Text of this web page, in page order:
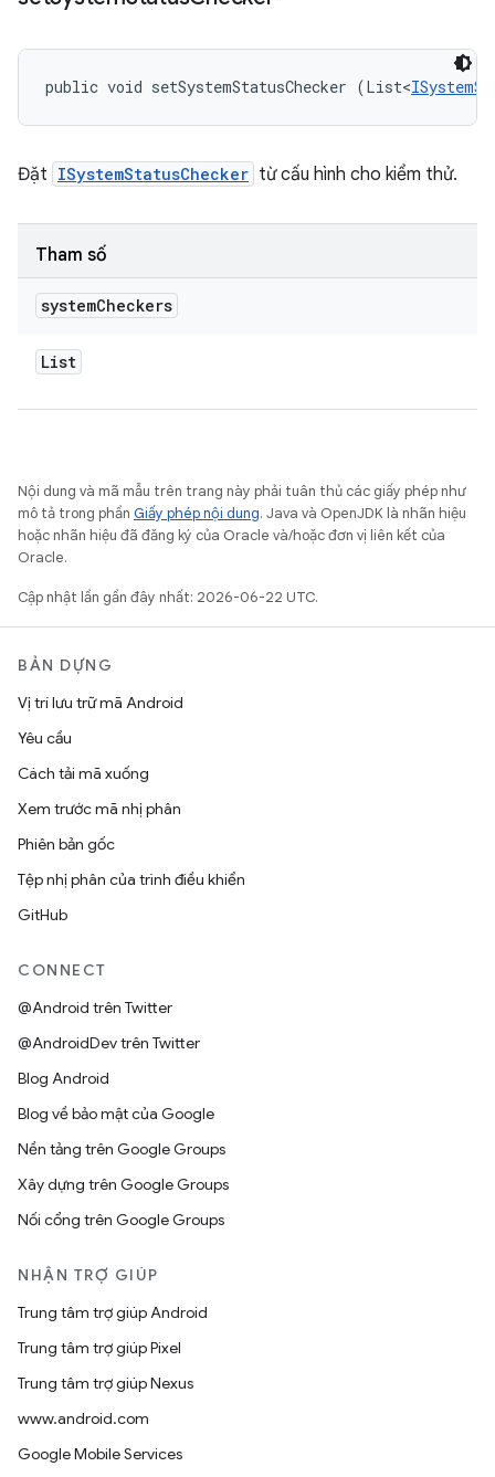
public void setSystemStatusChecker (List<
Đặt ISystemStatusChecker từ cấu hình cho kiểm thử.
Tham số
systemCheckers
List
Nội dung và mã mẫu trên trang này phải tuân thủ các giấy phép như
mô tả trong phần Giấy phép nội dung. Java và OpenJDK là nhãn hiệu
hoặc nhãn hiệu đã đăng ký của Oracle và/hoặc đơn vị liên kết của
Oracle.
Cập nhật lần gần đây nhất: 2026-06-22 UTC.
BẢN DỰNG
Vị trí lưu trữ mã Android
Yêu cầu
Cách tải mã xuống
Xem trước mã nhị phân
Phiên bản gốc
Tệp nhị phân của trình điều khiển
GitHub
CONNECT
@Android trên Twitter
@AndroidDev trên Twitter
Blog Android
Blog về bảo mật của Google
Nền tảng trên Google Groups
Xây dựng trên Google Groups
Nối cổng trên Google Groups
NHẬN TRỢ GIÚP
Trung tâm trợ giúp Android
Trung tâm trợ giúp Pixel
Trung tâm trợ giúp Nexus
www.android.com
Google Mobile Services